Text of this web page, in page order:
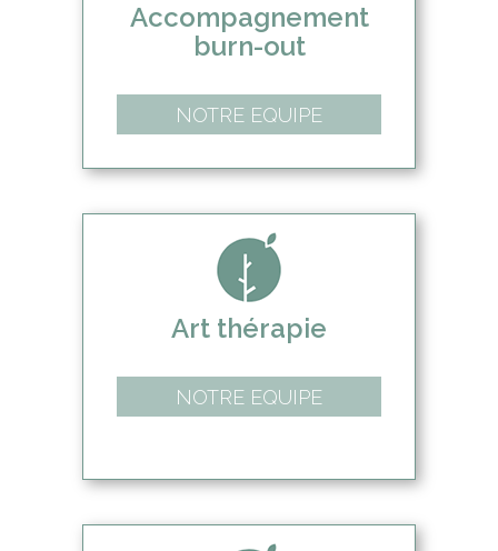
Accompagnement
burn-out
NOTRE EQUIPE
Art thérapie
NOTRE EQUIPE